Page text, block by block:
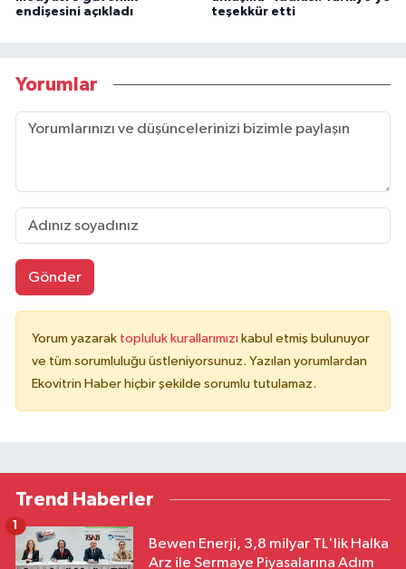
endişesini açıkladı
teşekkür etti
Yorumlar
Gönder
Yorum yazarak topluluk kurallarımızı kabul etmiş bulunuyor
ve tüm sorumluluğu üstleniyorsunuz. Yazılan yorumlardan
Ekovitrin Haber hiçbir şekilde sorumlu tutulamaz.
Trend Haberler
Bewen Enerji, 3,8 milyar TL'lik Halka
Arz ile Sermaye Piyasalarına Adım
1